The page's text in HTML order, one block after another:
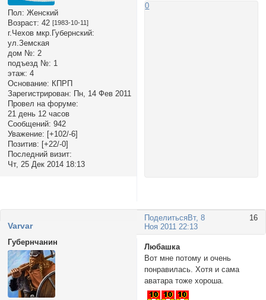
Пол: Женский
Возраст: 42 [1983-10-11]
г.Чехов мкр.Губернский:
ул.Земская
дом №: 2
подъезд №: 1
этаж: 4
Основание: КПРП
Зарегистрирован: Пн, 14 Фев 2011
Провел на форуме:
21 день 12 часов
Сообщений: 942
Уважение: [+102/-6]
Позитив: [+22/-0]
Последний визит:
Чт, 25 Дек 2014 18:13
0
Поделиться 16
Вт, 8
Ноя 2011 22:13
Varvar
Губернчанин
Любашка
Вот мне потому и очень
понравилась. Хотя и сама
аватара тоже хороша.